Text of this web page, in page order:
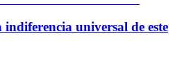
universal de este